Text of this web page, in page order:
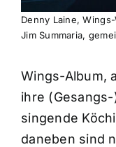
Denny Laine,
Jim Summaria,
Wings-Album,
ihre
singende
daneben sind